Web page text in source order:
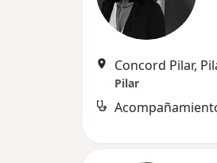
Concord Pilar,
Pilar